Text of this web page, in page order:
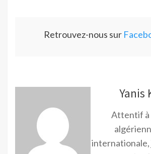
Retrouvez-nous sur
Yanis
Attentif à
internationale,